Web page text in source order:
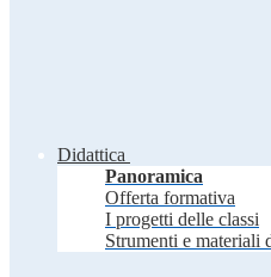
Didattica
Panoramica
Offerta formativa
I progetti delle classi
Strumenti e materiali